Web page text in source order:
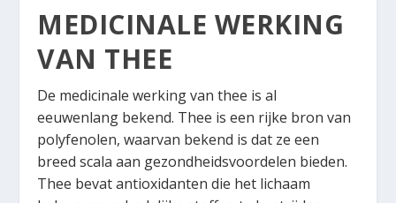
MEDICINALE WERKING
VAN THEE
De medicinale werking van thee is al
eeuwenlang bekend. Thee is een rijke bron van
polyfenolen, waarvan bekend is dat ze een
breed scala aan gezondheidsvoordelen bieden.
Thee bevat antioxidanten die het lichaam